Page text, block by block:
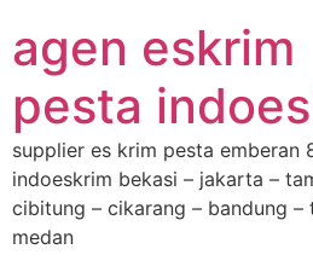
agen eskrim
pesta
supplier es krim pesta emberan
indoeskrim bekasi – jakarta –
cibitung – cikarang – bandung –
medan